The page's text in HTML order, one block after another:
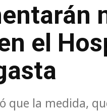
el
que la medida,